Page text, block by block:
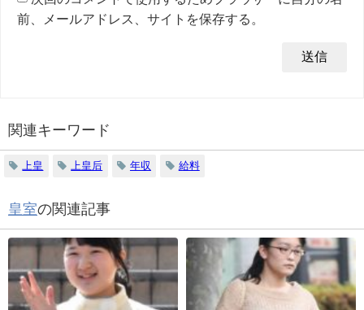
前、メールアドレス、サイトを保存する。
関連キーワード
上皇 上皇后 年収 給料
皇室の関連記事